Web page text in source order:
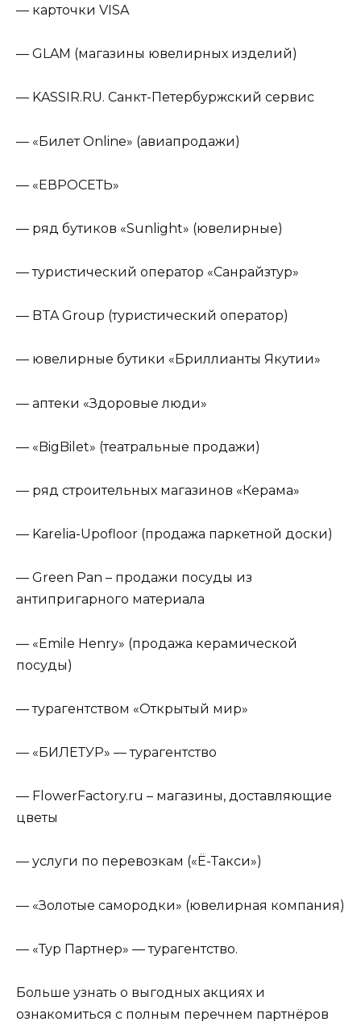
— карточки VISA
— GLAM (магазины ювелирных изделий)
— KASSIR.RU. Санкт-Петербуржский сервис
— «Билет Online» (авиапродажи)
— «ЕВРОСЕТЬ»
— ряд бутиков «Sunlight» (ювелирные)
— туристический оператор «Санрайзтур»
— BTA Group (туристический оператор)
— ювелирные бутики «Бриллианты Якутии»
— аптеки «Здоровые люди»
— «BigBilet» (театральные продажи)
— ряд строительных магазинов «Керама»
— Karelia-Upofloor (продажа паркетной доски)
— Green Pan – продажи посуды из
антипригарного материала
— «Emile Henry» (продажа керамической
посуды)
— турагентством «Открытый мир»
— «БИЛЕТУР» — турагентство
— FlowerFactory.ru – магазины, доставляющие
цветы
— услуги по перевозкам («Ё-Такси»)
— «Золотые самородки» (ювелирная компания)
— «Тур Партнер» — турагентство.
Больше узнать о выгодных акциях и
ознакомиться с полным перечнем партнёров